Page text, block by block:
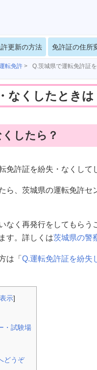
更新の方法 免許証の住所
転免許 > Q.茨城県で運転免許証
なくしたときは
したら？
許証を紛失・なくして
ら、茨城県の運転免許
なく再発行をしてもらう
す。詳しくは茨城県の警
は「 Q.運転免許証を紛失
示]
・試験場
どうぞ